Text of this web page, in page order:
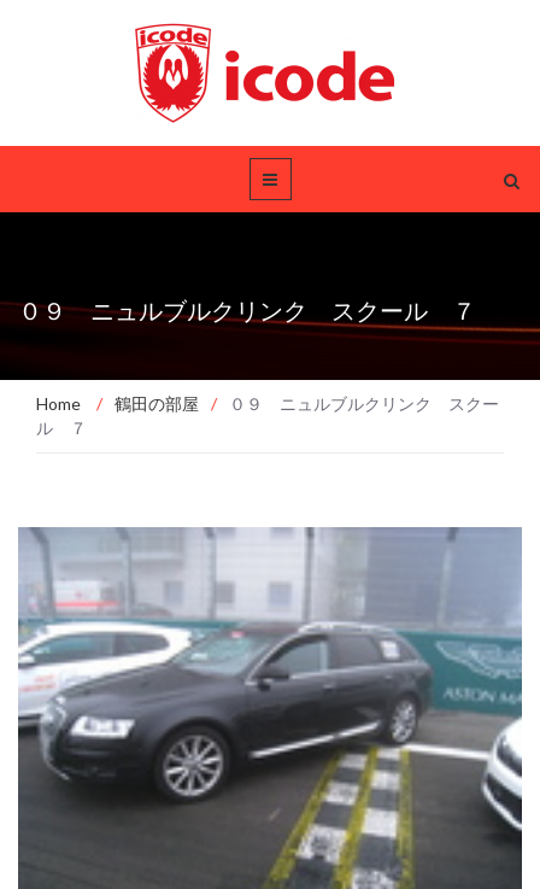
０９ ニュルブルクリンク スクール ７
Home / 鶴田の部屋 /
０９ ニュルブルクリンク スクー
ル ７